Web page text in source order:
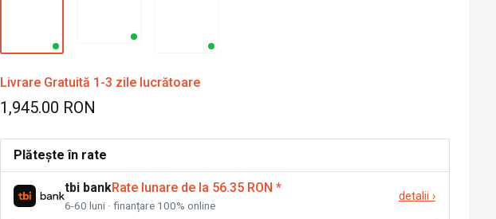
Livrare Gratuită 1-3 zile lucrătoare
1,945.00 RON
Plătește în rate
tbi bankRate lunare de la 56.35 RON *
6-60 luni · finanțare 100% online
detalii ›